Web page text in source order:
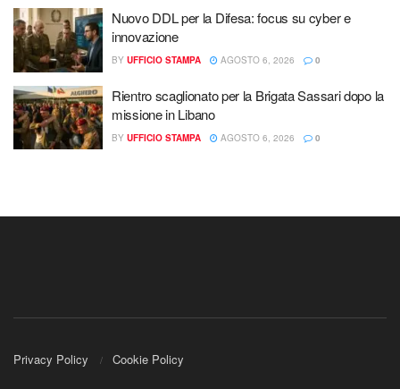
Nuovo DDL per la Difesa: focus su cyber e
innovazione
BY UFFICIO STAMPA AGOSTO 6, 2026 0
Rientro scaglionato per la Brigata Sassari dopo la
missione in Libano
BY UFFICIO STAMPA AGOSTO 6, 2026 0
Privacy Policy Cookie Policy